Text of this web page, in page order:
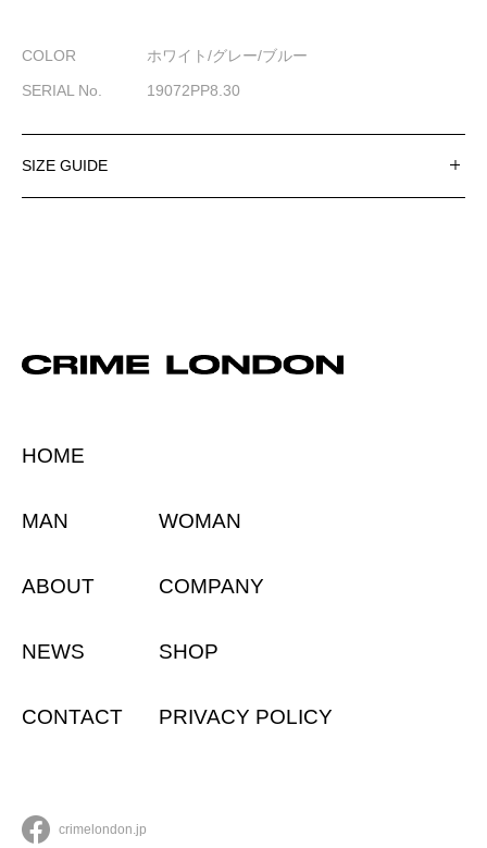
COLOR
ホワイト/グレー/ブルー
SERIAL No.
19072PP8.30
SIZE GUIDE
HOME
MAN WOMAN
ABOUT COMPANY
NEWS SHOP
CONTACT PRIVACY POLICY
crimelondon.jp